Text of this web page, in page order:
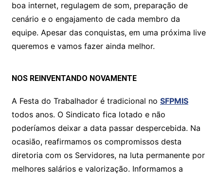
boa internet, regulagem de som, preparação de
cenário e o engajamento de cada membro da
equipe. Apesar das conquistas, em uma próxima live
queremos e vamos fazer ainda melhor.
NOS REINVENTANDO NOVAMENTE
A Festa do Trabalhador é tradicional no SFPMIS
todos anos. O Sindicato fica lotado e não
poderíamos deixar a data passar despercebida. Na
ocasião, reafirmamos os compromissos desta
diretoria com os Servidores, na luta permanente por
melhores salários e valorização. Informamos a